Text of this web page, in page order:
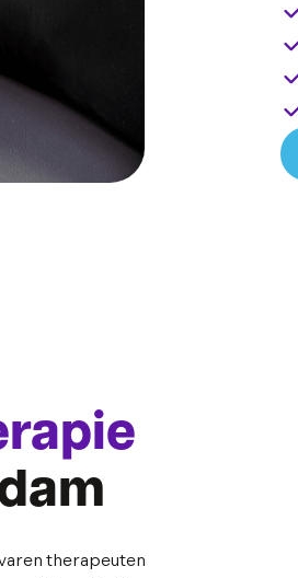
therapeuten